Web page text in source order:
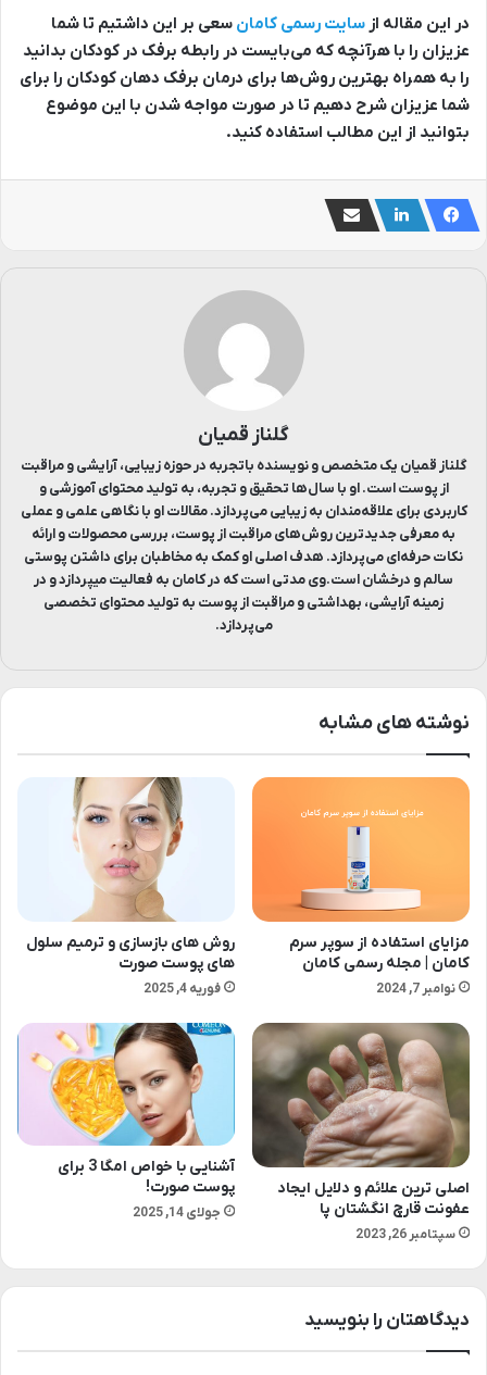
در این مقاله از سایت رسمی کامان سعی بر این داشتیم تا شما
عزیزان را با هرآنچه که می‌بایست در رابطه برفک در کودکان بدانید
را به همراه بهترین روش‌ها برای درمان برفک دهان کودکان را برای
شما عزیزان شرح دهیم تا در صورت مواجه شدن با این موضوع
بتوانید از این مطالب استفاده کنید.
گلناز قمیان
گلناز قمیان یک متخصص و نویسنده باتجربه در حوزه زیبایی، آرایشی و مراقبت
از پوست است. او با سال‌ها تحقیق و تجربه، به تولید محتوای آموزشی و
کاربردی برای علاقه‌مندان به زیبایی می‌پردازد. مقالات او با نگاهی علمی و عملی
به معرفی جدیدترین روش‌های مراقبت از پوست، بررسی محصولات و ارائه
نکات حرفه‌ای می‌پردازد. هدف اصلی او کمک به مخاطبان برای داشتن پوستی
سالم و درخشان است.وی مدتی است که در کامان به فعالیت میپردازد و در
زمینه آرایشی، بهداشتی و مراقبت از پوست به تولید محتوای تخصصی
می‌پردازد.
نوشته های مشابه
مزایای استفاده از سوپر سرم
کامان | مجله رسمی کامان
نوامبر 7, 2024
روش های بازسازی و ترمیم سلول
های پوست صورت
فوریه 4, 2025
اصلی ترین علائم و دلایل ایجاد
عفونت قارچ انگشتان پا
سپتامبر 26, 2023
آشنایی با خواص امگا 3 برای
پوست صورت!
جولای 14, 2025
دیدگاهتان را بنویسید